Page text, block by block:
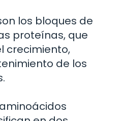
los bloques de
proteínas, que
crecimiento,
de los